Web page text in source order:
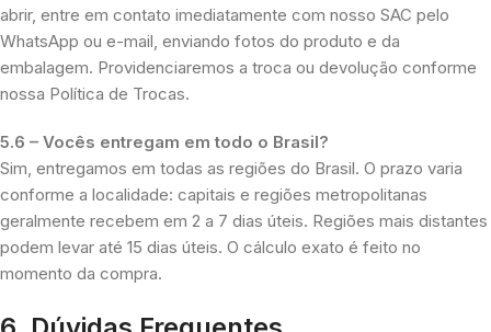
abrir, entre em contato imediatamente com nosso SAC pelo
WhatsApp ou e-mail, enviando fotos do produto e da
embalagem. Providenciaremos a troca ou devolução conforme
nossa Política de Trocas.
5.6 – Vocês entregam em todo o Brasil?
Sim, entregamos em todas as regiões do Brasil. O prazo varia
conforme a localidade: capitais e regiões metropolitanas
geralmente recebem em 2 a 7 dias úteis. Regiões mais distantes
podem levar até 15 dias úteis. O cálculo exato é feito no
momento da compra.